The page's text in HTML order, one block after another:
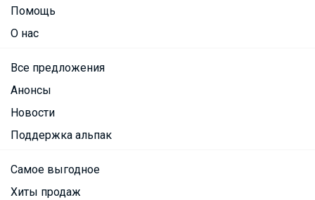
Помощь
О нас
Все предложения
Анонсы
Новости
Поддержка альпак
Самое выгодное
Хиты продаж